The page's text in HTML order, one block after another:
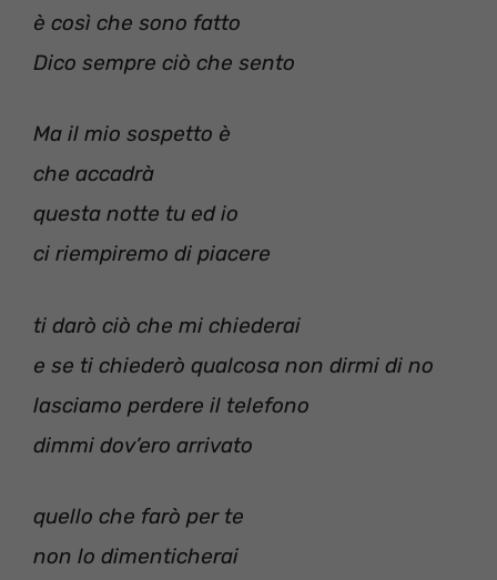
è così che sono fatto
Dico sempre ciò che sento
Ma il mio sospetto è
che accadrà
questa notte tu ed io
ci riempiremo di piacere
ti darò ciò che mi chiederai
e se ti chiederò qualcosa non dirmi di no
lasciamo perdere il telefono
dimmi dov’ero arrivato
quello che farò per te
non lo dimenticherai